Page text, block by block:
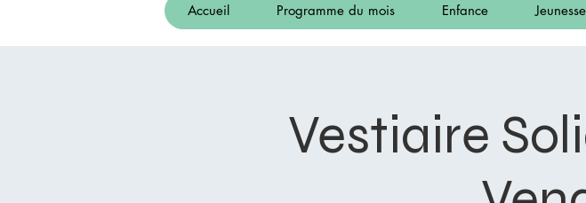
Accueil Programme du mois Enfance Jeunesse
Vestiaire